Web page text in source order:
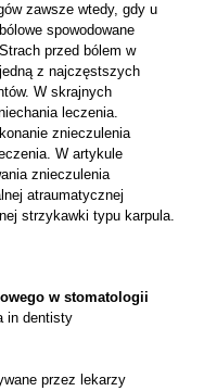
zawsze wtedy, gdy u
spowodowane
przed bólem w
z najczęstszych
W skrajnych
leczenia.
znieczulenia
W artykule
znieczulenia
atraumatycznej
strzykawki typu karpula.
w stomatologii
in dentisty
przez lekarzy